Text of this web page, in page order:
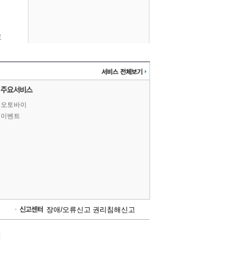
오토바이
이벤트
장애/오류신고 권리침해신고